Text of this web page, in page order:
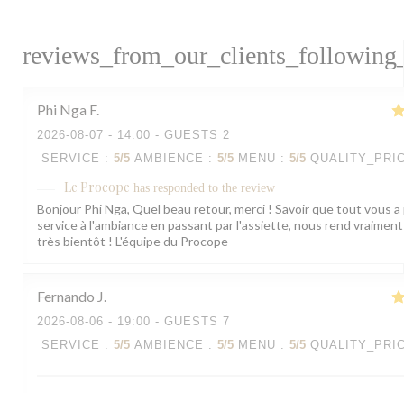
Phi Nga F
2026-08-07 - 14:00 - GUESTS 2
SERVICE : 5/5 AMBIENCE : 5/5 MENU : 5/5
Le Procope has responded to the review
Bonjour Phi Nga, Quel beau retour, merci ! Savoir que tout vous a
service à l'ambiance en passant par l'assiette, nous rend
très bientôt ! L'équipe du Procope
Fernando J
2026-08-06 - 19:00 - GUESTS 7
SERVICE : 5/5 AMBIENCE : 5/5 MENU : 5/5